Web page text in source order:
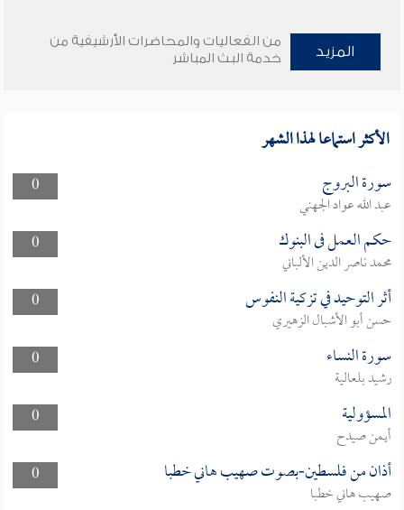
المزيد
من الفعاليات والمحاضرات الأرشيفية من
خدمة البث المباشر
الأكثر استماعا لهذا الشهر
0 سورة البروج
عبد الله عواد الجهني
0
حكم العمل فى البنوك
محمد ناصر الدين الألباني
0
أثر التوحيد في تزكية النفوس
حسن أبو الأشبال الزهيري
0
سورة النساء
رشيد بلعالية
0
المسؤولية
أيمن صيدح
0
أذان من فلسطين-بصوت صهيب هاني خطبا
صهيب هاني خطبا